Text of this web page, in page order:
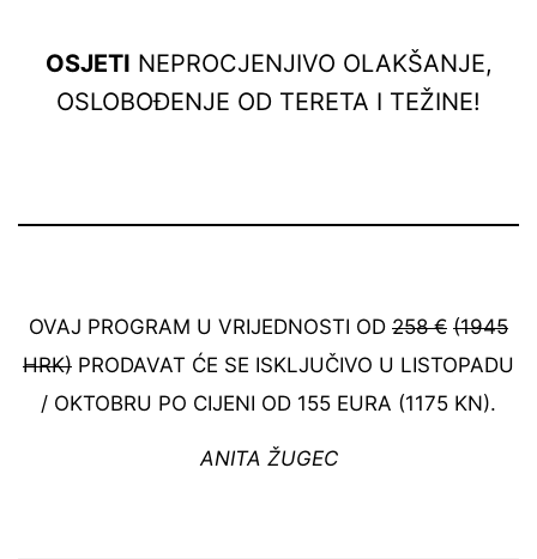
OSJETI NEPROCJENJIVO OLAKŠANJE,
OSLOBOĐENJE OD TERETA I TEŽINE!
OVAJ PROGRAM U VRIJEDNOSTI OD 258 € (1945
HRK) PRODAVAT ĆE SE ISKLJUČIVO U LISTOPADU
/ OKTOBRU PO CIJENI OD 155 EURA (1175 KN).
ANITA ŽUGEC